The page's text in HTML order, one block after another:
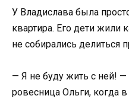
У Владислава была
квартира. Его дети жили
не собирались
— Я не буду жить с ней! —
ровесница Ольги, когда